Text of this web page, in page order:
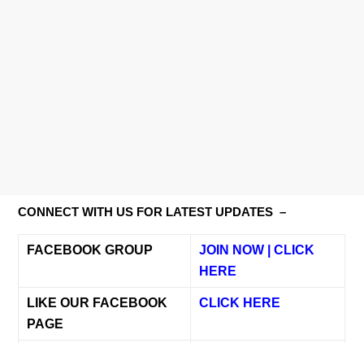
CONNECT WITH US FOR LATEST UPDATES –
FACEBOOK GROUP
JOIN NOW | CLICK
HERE
LIKE OUR FACEBOOK
PAGE
CLICK HERE